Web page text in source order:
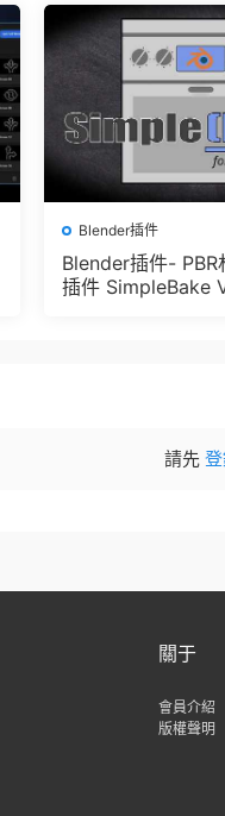
Blender插件
Blender插件- PBR
插件 SimpleBake
請先
關于
會員介紹
版權聲明